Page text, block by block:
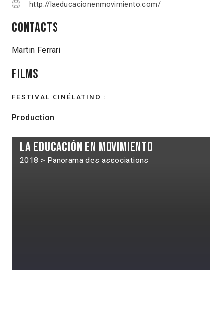
http://laeducacionenmovimiento.com/
Contacts
Martin Ferrari
Films
FESTIVAL CINÉLATINO :
Production
La Educación en Movimiento
2018 > Panorama des associations